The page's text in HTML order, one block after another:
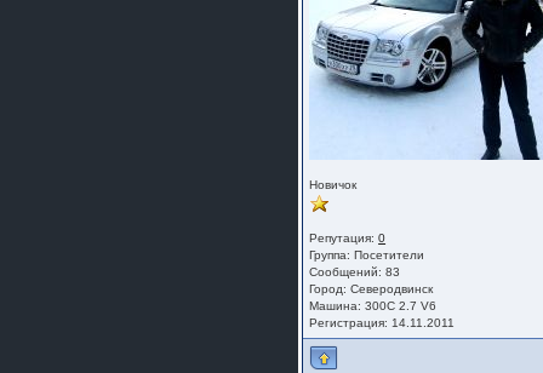
Новичок
Репутация:0
Группа:Посетители
Сообщений: 83
Город: Северодвинск
Машина: 300С 2.7 V6
Регистрация: 14.11.2011